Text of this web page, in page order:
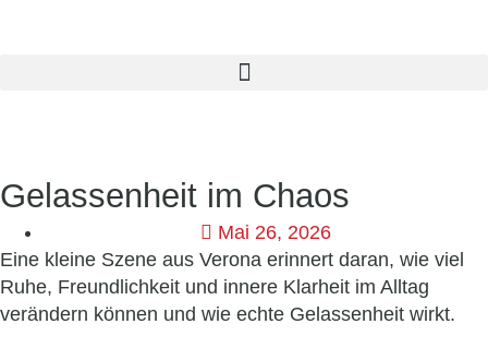
Gelassenheit im Chaos
Mai 26, 2026
Eine kleine Szene aus Verona erinnert daran, wie viel
Ruhe, Freundlichkeit und innere Klarheit im Alltag
verändern können und wie echte Gelassenheit wirkt.